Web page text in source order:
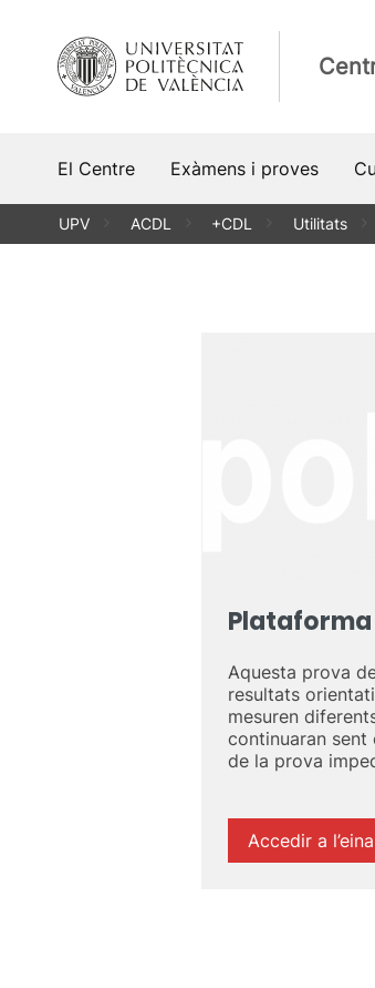
contingut
El Centre Exàmens i proves
UPV ACDL +CDL Utilitats
Plataforma
Aquesta prova
resultats
mesuren
continuaran sent
de la prova
Accedir a l’eina